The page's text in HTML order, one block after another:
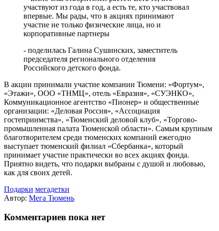
участвуют из года в год, а есть те, кто участвовал
впервые. Мы рады, что в акциях принимают
участие не только физические лица, но и
корпоративные партнеры
- поделилась Галина Сушинских, заместитель
председателя регионального отделения
Российского детского фонда.
В акции принимали участие компании Тюмени: «Фортум»,
«Этажи», ООО «ТНМЦ», отель «Евразия», «СУЭНКО»,
Коммуникационное агентство «Пионер» и общественные
организации: «Деловая Россия», «Ассоциация
гостеприимства», «Тюменский деловой клуб», «Торгово-
промышленная палата Тюменской области». Самым крупным
благотворителем среди тюменских компаний ежегодно
выступает тюменский филиал «Сбербанка», который
принимает участие практически во всех акциях фонда.
Приятно видеть, что подарки выбраны с душой и любовью,
как для своих детей.
Подарки мегадетки
Автор: Мега Тюмень
Комментариев пока нет